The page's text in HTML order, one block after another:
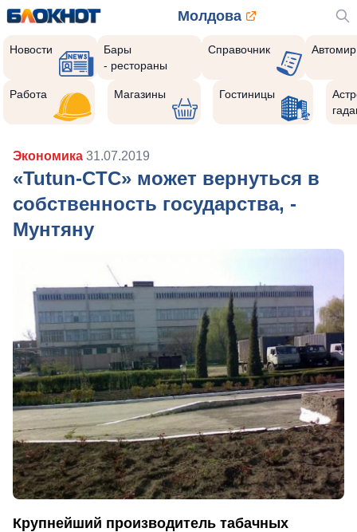
Молдова
Новости
Бары
- рестораны
Справочник Автомир
Работа Магазины Гостиницы
Экономика 31.07.2019
«Tutun-CTC» может вернуться в
собственность государства, -
Мунтяну
Крупнейший производитель табачных